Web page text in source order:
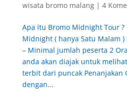
wisata bromo malang| 4
Apa itu Bromo Midnight Tour
Midnight ( hanya Satu Malam
– Minimal jumlah peserta 2
anda akan diajak untuk
terbit dari puncak Penanjakan
dengan...